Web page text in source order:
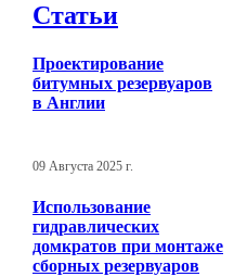
Статьи
Проектирование
битумных резервуаров
в Англии
09 Августа 2025 г.
Использование
гидравлических
домкратов при монтаже
сборных резервуаров